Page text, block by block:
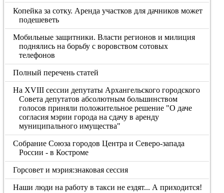
Копейка за сотку. Аренда участков для дачников может
подешеветь
Мобильные защитники. Власти регионов и милиция
поднялись на борьбу с воровством сотовых
телефонов
Полный перечень статей
На XVIII сессии депутаты Архангельского городского
Совета депутатов абсолютным большинством
голосов приняли положительное решение "О даче
согласия мэрии города на сдачу в аренду
муниципального имущества"
Собрание Союза городов Центра и Северо-запада
России - в Костроме
Горсовет и мэрия:знаковая сессия
Наши люди на работу в такси не ездят... А приходится!